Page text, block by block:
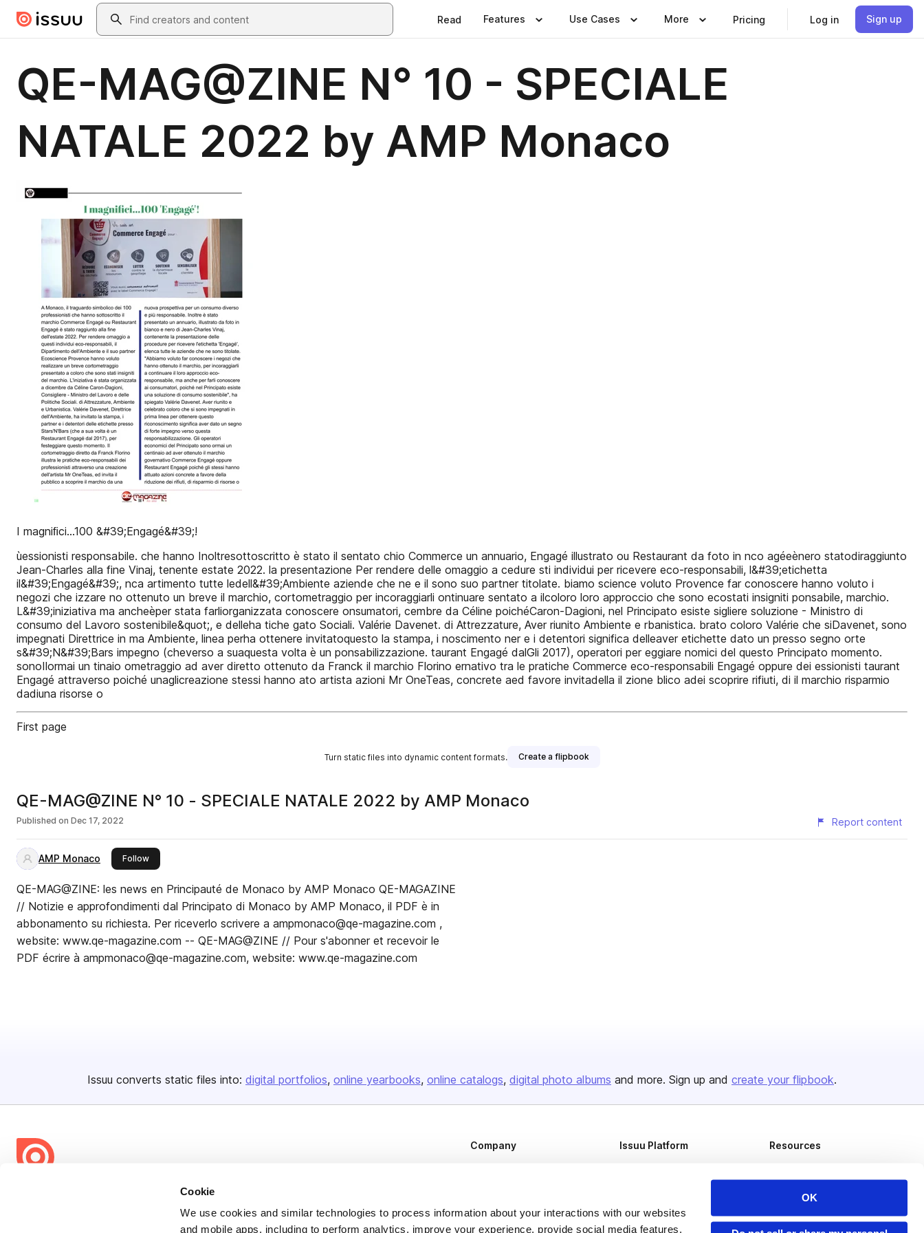
Cookie
We use cookies and similar technologies to process information about your interactions with our websites
and mobile apps, including to perform analytics, improve your experience, provide social media features,
OK
Skip to main contentSearch
Read Features Use Cases More Pricing Log in Sign up
QE-MAG@ZINE N° 10 - SPECIALE
NATALE 2022 by AMP Monaco
I magniﬁci...100 &#39;Engagé&#39;!
ùessionisti responsabile. che hanno Inoltresottoscritto è stato il sentato chio Commerce un annuario, Engagé illustrato ou Restaurant da foto in nco agéeènero statodiraggiunto
Jean-Charles alla fine Vinaj, tenente estate 2022. la presentazione Per rendere delle omaggio a cedure sti individui per ricevere eco-responsabili, l&#39;etichetta
il&#39;Engagé&#39;, nca artimento tutte ledell&#39;Ambiente aziende che ne e il sono suo partner titolate. biamo science voluto Provence far conoscere hanno voluto i
negozi che izzare no ottenuto un breve il marchio, cortometraggio per incoraggiarli ontinuare sentato a ilcoloro loro approccio che sono ecostati insigniti ponsabile, marchio.
L&#39;iniziativa ma ancheèper stata farliorganizzata conoscere onsumatori, cembre da Céline poichéCaron-Dagioni, nel Principato esiste sigliere soluzione - Ministro di
consumo del Lavoro sostenibile&quot;, e delleha tiche gato Sociali. Valérie Davenet. di Attrezzature, Aver riunito Ambiente e rbanistica. brato coloro Valérie che siDavenet, sono
impegnati Direttrice in ma Ambiente, linea perha ottenere invitatoquesto la stampa, i noscimento ner e i detentori significa delleaver etichette dato un presso segno orte
s&#39;N&#39;Bars impegno (cheverso a suaquesta volta è un ponsabilizzazione. taurant Engagé dalGli 2017), operatori per eggiare nomici del questo Principato momento.
sonoIlormai un tinaio ometraggio ad aver diretto ottenuto da Franck il marchio Florino ernativo tra le pratiche Commerce eco-responsabili Engagé oppure dei essionisti taurant
Engagé attraverso poiché unaglicreazione stessi hanno ato artista azioni Mr OneTeas, concrete aed favore invitadella il zione blico adei scoprire rifiuti, di il marchio risparmio
dadiuna risorse o
First page
Turn static files into dynamic content formats. Create a flipbook
QE-MAG@ZINE N° 10 - SPECIALE NATALE 2022 by AMP Monaco
Published on Dec 17, 2022 Report content
AMP Monaco Followthis publisher
QE-MAG@ZINE: les news en Principauté de Monaco by AMP Monaco QE-MAGAZINE
// Notizie e approfondimenti dal Principato di Monaco by AMP Monaco, il PDF è in
abbonamento su richiesta. Per riceverlo scrivere a ampmonaco@qe-magazine.com ,
website: www.qe-magazine.com -- QE-MAG@ZINE // Pour s'abonner et recevoir le
PDF écrire à ampmonaco@qe-magazine.com, website: www.qe-magazine.com
Issuu converts static files into: digital portfolios online yearbooks online catalogs digital photo albums and more. Sign up and create your flipbook.
share everywhere.
Company
Plans & Pricing
Issuu Platform
Flipbook
Resources
Redeem Code